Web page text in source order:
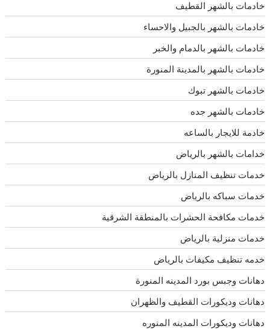
خادمات بالشهر القطيف
خادمات بالشهر بالجبيل والاحساء
خادمات بالشهر بالدمام والخبر
خادمات بالشهر بالمدينة المنورة
خادمات بالشهر تبوك
خادمات بالشهر جده
خادمة للايجار بالساعه
خدامات بالشهر بالرياض
خدمات تنظيف المنازل بالرياض
خدمات سباكه بالرياض
خدمات مكافحة الحشرات بالمنطقة الشرقية
خدمات منزلية بالرياض
خدمه تنظيف مكيفات بالرياض
دهانات وجبس بورد المدينه المنورة
دهانات وديكورات القطيف والظهران
دهانات وديكورات المدينه المنوره